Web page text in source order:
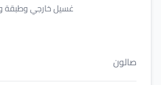
غسيل خارجي
صالون